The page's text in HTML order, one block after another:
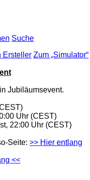
Suche
Ersteller Zum „Simulator“
Jubiläumsevent.
Uhr (CEST)
22:00 Uhr (CEST)
Seite: >> Hier entlang
<<